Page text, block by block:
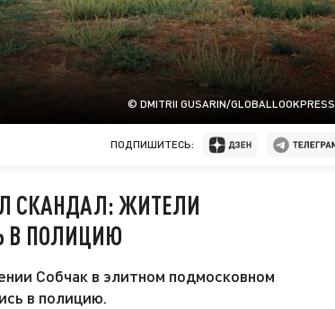
© DMITRII GUSARIN/GLOBALLOOKPRESS
ПОДПИШИТЕСЬ:
СКАНДАЛ: ЖИТЕЛИ
В ПОЛИЦИЮ
Собчак в элитном подмосковном
в полицию.